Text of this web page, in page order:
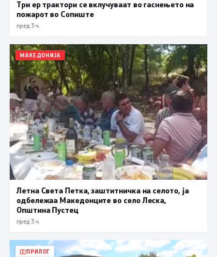
Три ер трактори се вклучуваат во гаснењето на
пожарот во Сопиште
пред 3 ч.
МАКЕДОНИЈА
Летна Света Петка, заштитничка на селото, ја
одбележаа Македонците во село Леска,
Општина Пустец
пред 3 ч.
ПРИЛОГ